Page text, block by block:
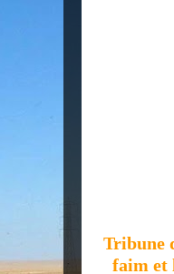
Tribune
faim et